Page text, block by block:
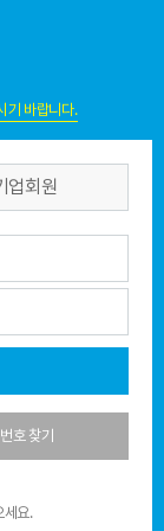
기 바랍니다.
업회원
호 찾기
세요.